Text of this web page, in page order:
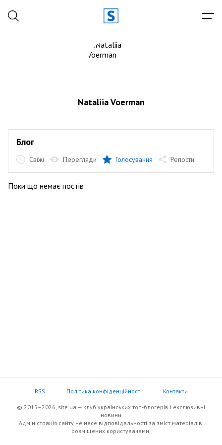
Nataliia Voerman
Блог
Свіжі Перегляди Голосування Репости
Поки що немає постів
RSS Політика конфіденційності Контакти
© 2015–2026, site.ua — клуб українських топ-блогерів i екслюзивнi
новини
Адміністрація сайту не несе відповідальності за зміст матеріалів,
розміщених користувачами.